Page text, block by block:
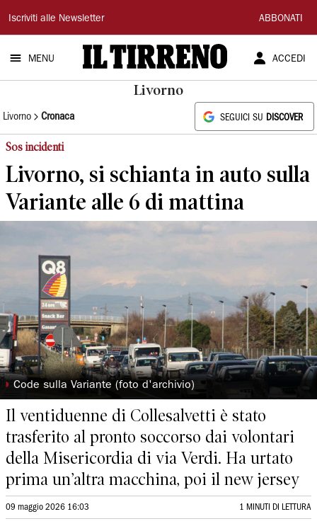
Il
Tirreno
Iscriviti alle Newsletter ABBONATI
MENU ACCEDI
Livorno
Livorno Cronaca SEGUICI SU DISCOVER
Sos incidenti
Livorno, si schianta in auto sulla
Variante alle 6 di mattina
◗ Code sulla Variante (foto d'archivio)
Il ventiduenne di Collesalvetti è stato
trasferito al pronto soccorso dai volontari
della Misericordia di via Verdi. Ha urtato
prima un’altra macchina, poi il new jersey
09 maggio 2026 16:03 1 MINUTI DI LETTURA